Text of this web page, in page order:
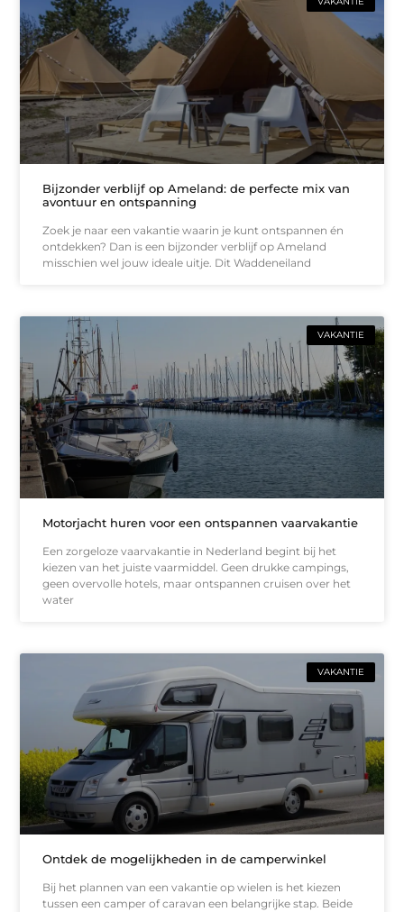
Bijzonder verblijf op Ameland: de perfecte mix van
avontuur en ontspanning
Zoek je naar een vakantie waarin je kunt ontspannen én
ontdekken? Dan is een bijzonder verblijf op Ameland
misschien wel jouw ideale uitje. Dit Waddeneiland
VAKANTIE
Motorjacht huren voor een ontspannen vaarvakantie
Een zorgeloze vaarvakantie in Nederland begint bij het
kiezen van het juiste vaarmiddel. Geen drukke campings,
geen overvolle hotels, maar ontspannen cruisen over het
water
VAKANTIE
Ontdek de mogelijkheden in de camperwinkel
Bij het plannen van een vakantie op wielen is het kiezen
tussen een camper of caravan een belangrijke stap. Beide